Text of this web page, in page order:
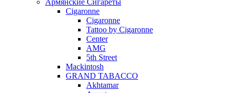
Армянские Сигареты
Cigaronne
Cigaronne
Tattoo by Cigaronne
Center
AMG
5th Street
Mackintosh
GRAND TABACCO
Akhtamar